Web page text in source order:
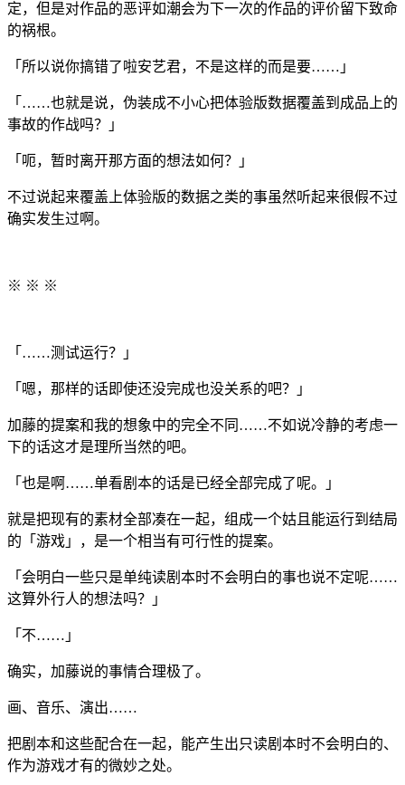
定，但是对作品的恶评如潮会为下一次的作品的评价留下致命
的祸根。
「所以说你搞错了啦安艺君，不是这样的而是要……」
「……也就是说，伪装成不小心把体验版数据覆盖到成品上的
事故的作战吗？」
「呃，暂时离开那方面的想法如何？」
不过说起来覆盖上体验版的数据之类的事虽然听起来很假不过
确实发生过啊。
※ ※ ※
「……测试运行？」
「嗯，那样的话即使还没完成也没关系的吧？」
加藤的提案和我的想象中的完全不同……不如说冷静的考虑一
下的话这才是理所当然的吧。
「也是啊……单看剧本的话是已经全部完成了呢。」
就是把现有的素材全部凑在一起，组成一个姑且能运行到结局
的「游戏」，是一个相当有可行性的提案。
「会明白一些只是单纯读剧本时不会明白的事也说不定呢……
这算外行人的想法吗？」
「不……」
确实，加藤说的事情合理极了。
画、音乐、演出……
把剧本和这些配合在一起，能产生出只读剧本时不会明白的、
作为游戏才有的微妙之处。